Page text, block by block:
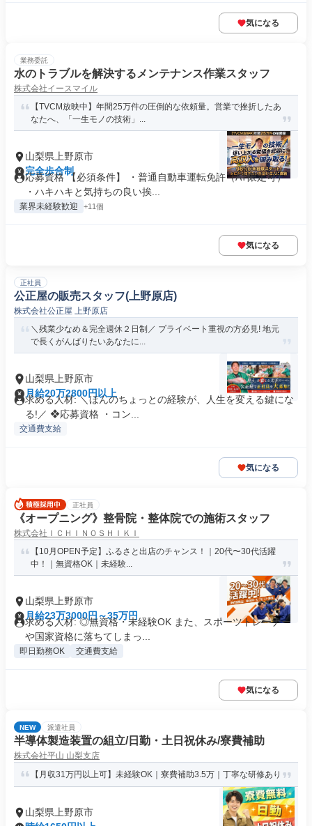
気になる
業務委託
水のトラブルを解決するメンテナンス作業スタッフ
株式会社イースマイル
【TVCM放映中】年間25万件の圧倒的な依頼量。営業で挫折したあ
なたへ、「一生モノの技術」...
山梨県上野原市
完全歩合制
応募資格 【必須条件】 ・普通自動車運転免許（AT限定可）
・ハキハキと気持ちの良い挨...
業界未経験歓迎 +11個
気になる
正社員
公正屋の販売スタッフ(上野原店)
株式会社公正屋 上野原店
＼残業少なめ＆完全週休２日制／ プライベート重視の方必見! 地元
で長くがんばりたいあなたに...
山梨県上野原市
月給20万2800円以上
求める人材: ＼ほんのちょっとの経験が、人生を変える鍵にな
る!／ ❖応募資格 ・コン...
交通費支給
気になる
正社員
《オープニング》整骨院・整体院での施術スタッフ
株式会社ＩＣＨＩＮＯＳＨＩＫＩ
【10月OPEN予定】ふるさと出店のチャンス！｜20代〜30代活躍
中！｜無資格OK｜未経験...
山梨県上野原市
月給23万3000円～35万円
求める人材: ◎無資格・未経験OK また、スポーツトレーナー
や国家資格に落ちてしまっ...
即日勤務OK 交通費支給
気になる
NEW 派遣社員
半導体製造装置の組立/日勤・土日祝休み/寮費補助
株式会社平山 山梨支店
【月収31万円以上可】未経験OK｜寮費補助3.5万｜丁寧な研修あり
山梨県上野原市